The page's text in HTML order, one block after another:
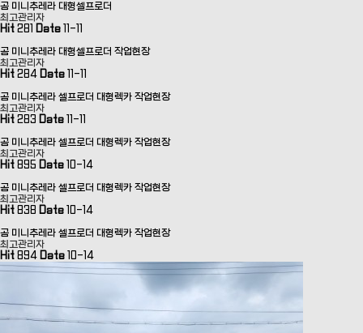
곰 미니추레라 대형셀프로더
최고관리자
Hit 281 Date 11-11
곰 미니추레라 대형셀프로더 작업현장
최고관리자
Hit 284 Date 11-11
곰 미니추레라 셀프로더 대형렉카 작업현장
최고관리자
Hit 283 Date 11-11
곰 미니추레라 셀프로더 대형렉카 작업현장
최고관리자
Hit 895 Date 10-14
곰 미니추레라 셀프로더 대형렉카 작업현장
최고관리자
Hit 838 Date 10-14
곰 미니추레라 셀프로더 대형렉카 작업현장
최고관리자
Hit 894 Date 10-14